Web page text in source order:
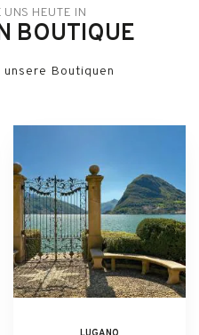
UNS HEUTE IN
BOUTIQUE
unsere Boutiquen